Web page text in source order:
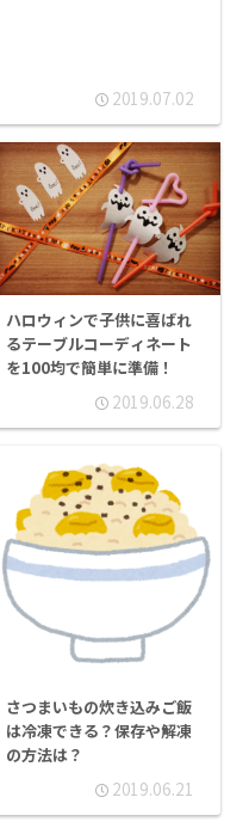
2019.07.02
ハロウィンで子供に喜ばれ
るテーブルコーディネート
を100均で簡単に準備！
2019.06.28
さつまいもの炊き込みご飯
は冷凍できる？保存や解凍
の方法は？
2019.06.21